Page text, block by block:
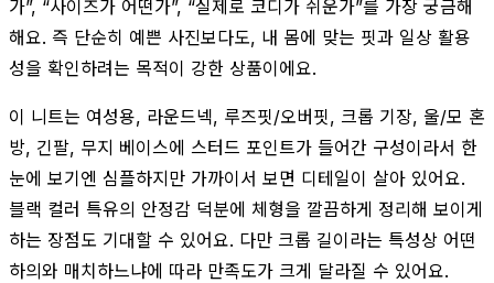
가”, “사이즈가 어떤가”, “실제로 코디가 쉬운가”를 가장 궁금해
해요. 즉 단순히 예쁜 사진보다도, 내 몸에 맞는 핏과 일상 활용
성을 확인하려는 목적이 강한 상품이에요.
이 니트는 여성용, 라운드넥, 루즈핏/오버핏, 크롭 기장, 울/모 혼
방, 긴팔, 무지 베이스에 스터드 포인트가 들어간 구성이라서 한
눈에 보기엔 심플하지만 가까이서 보면 디테일이 살아 있어요.
블랙 컬러 특유의 안정감 덕분에 체형을 깔끔하게 정리해 보이게
하는 장점도 기대할 수 있어요. 다만 크롭 길이라는 특성상 어떤
하의와 매치하느냐에 따라 만족도가 크게 달라질 수 있어요.